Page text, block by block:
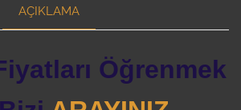
AÇIKLAMA
Öğrenmek